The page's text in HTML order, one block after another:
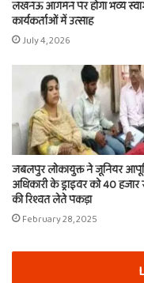
लखनऊ आगमन पर होगा भव्य
कार्यकर्ताओं में उत्साह
July 4, 2026
जबलपुर लोकायुक्त ने जूनियर
अधिकारी के ड्राइवर को 40
की रिश्वत लेते पकड़ा
February 28, 2025